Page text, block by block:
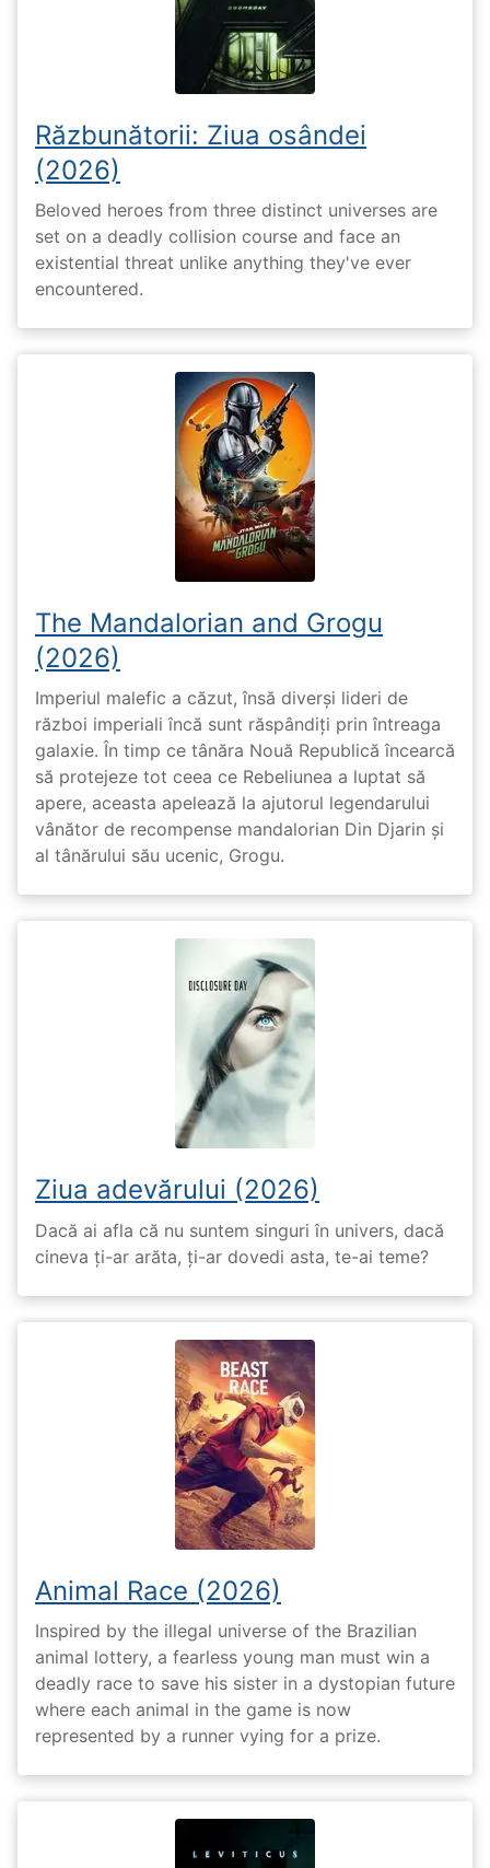
Răzbunătorii: Ziua osândei
(2026)
Beloved heroes from three distinct universes are
set on a deadly collision course and face an
existential threat unlike anything they've ever
encountered.
The Mandalorian and Grogu
(2026)
Imperiul malefic a căzut, însă diverși lideri de
război imperiali încă sunt răspândiți prin întreaga
galaxie. În timp ce tânăra Nouă Republică încearcă
să protejeze tot ceea ce Rebeliunea a luptat să
apere, aceasta apelează la ajutorul legendarului
vânător de recompense mandalorian Din Djarin și
al tânărului său ucenic, Grogu.
Ziua adevărului (2026)
Dacă ai afla că nu suntem singuri în univers, dacă
cineva ți-ar arăta, ți-ar dovedi asta, te-ai teme?
Animal Race (2026)
Inspired by the illegal universe of the Brazilian
animal lottery, a fearless young man must win a
deadly race to save his sister in a dystopian future
where each animal in the game is now
represented by a runner vying for a prize.